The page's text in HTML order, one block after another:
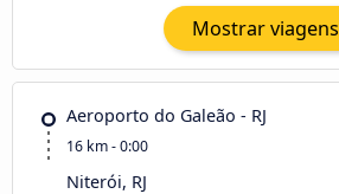
Mostrar viagens
Aeroporto do Galeão - RJ
16 km - 0:00
Niterói, RJ